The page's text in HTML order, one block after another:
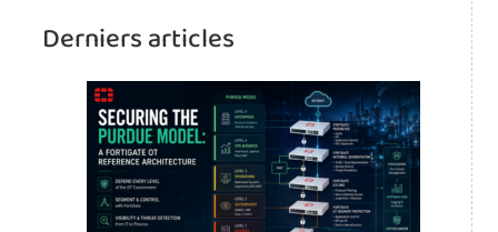
Derniers articles